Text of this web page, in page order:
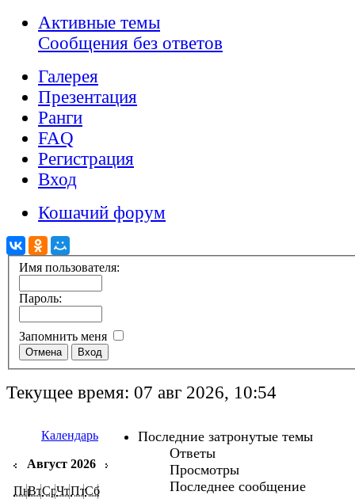
Активные темы
Сообщения без ответов
Галерея
Презентация
Ранги
FAQ
Регистрация
Вход
Кошачий форум
Имя пользователя:
Пароль:
Запомнить меня
Текущее время: 07 авг 2026, 10:54
Календарь
Август 2026
ПнВтСрЧтПтСб
Последние затронутые темы
Ответы
Просмотры
Последнее сообщение